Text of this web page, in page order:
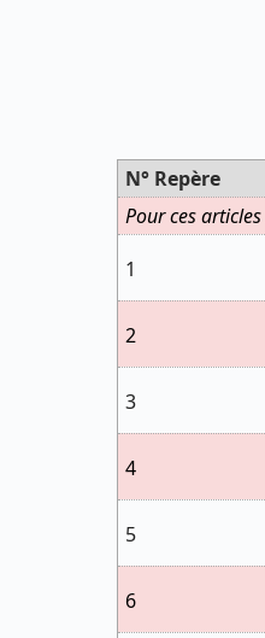
N° Repère
Pour ces
1
2
3
4
5
6